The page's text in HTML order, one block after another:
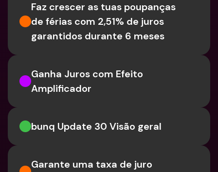
Faz crescer as tuas poupanças
de férias com 2,51% de juros
garantidos durante 6 meses
Ganha Juros com Efeito
Amplificador
bunq Update 30 Visão geral
Garante uma taxa de juro